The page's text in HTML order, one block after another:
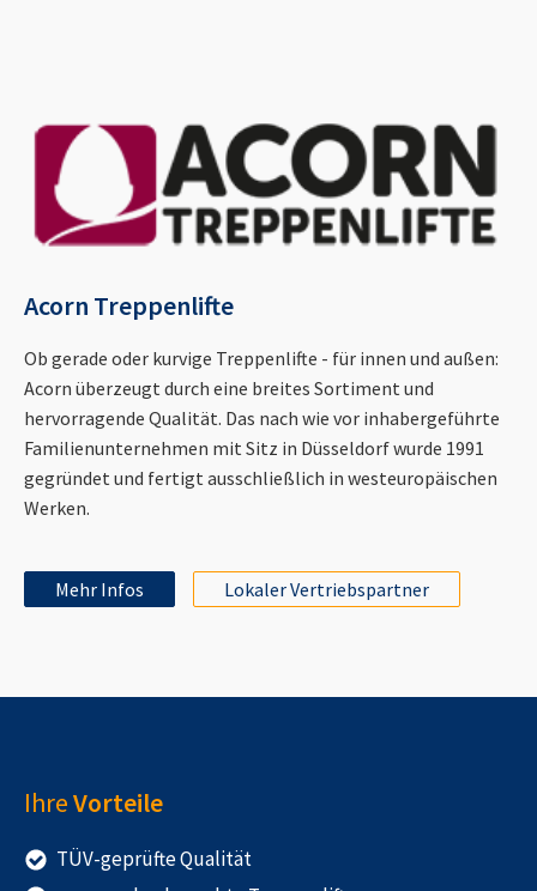
Acorn Treppenlifte
Ob gerade oder kurvige Treppenlifte - für innen und außen:
Acorn überzeugt durch eine breites Sortiment und
hervorragende Qualität. Das nach wie vor inhabergeführte
Familienunternehmen mit Sitz in Düsseldorf wurde 1991
gegründet und fertigt ausschließlich in westeuropäischen
Werken.
Mehr Infos Lokaler Vertriebspartner
IhreVorteile
TÜV-geprüfte Qualität